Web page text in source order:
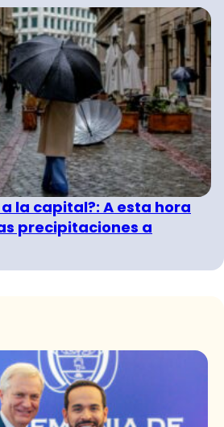
la capital?: A esta hora
precipitaciones a